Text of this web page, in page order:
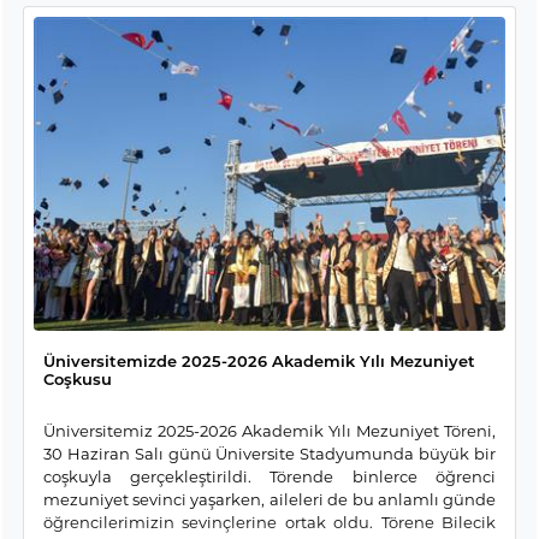
Üniversitemizde 2025-2026 Akademik Yılı Mezuniyet
Coşkusu
Üniversitemiz 2025-2026 Akademik Yılı Mezuniyet Töreni,
30 Haziran Salı günü Üniversite Stadyumunda büyük bir
coşkuyla gerçekleştirildi. Törende binlerce öğrenci
mezuniyet sevinci yaşarken, aileleri de bu anlamlı günde
öğrencilerimizin sevinçlerine ortak oldu. Törene Bilecik